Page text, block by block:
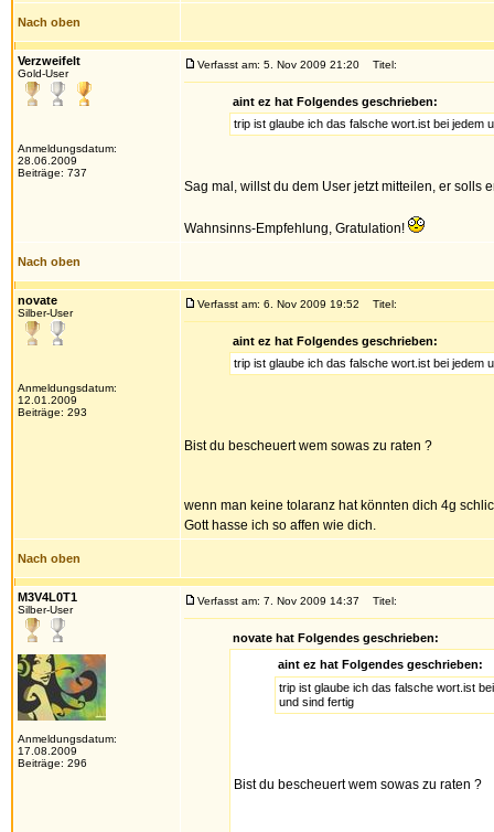
Nach oben
Verzweifelt
Gold-User
Anmeldungsdatum:
28.06.2009
Beiträge: 737
Verfasst am: 5. Nov 2009 21:20 Titel:
aint ez hat Folgendes geschrieben:
trip ist glaube ich das falsche wort.ist bei jedem
Sag mal, willst du dem User jetzt mitteilen, er solls
Wahnsinns-Empfehlung, Gratulation!
Nach oben
novate
Silber-User
Anmeldungsdatum:
12.01.2009
Beiträge: 293
Verfasst am: 6. Nov 2009 19:52 Titel:
aint ez hat Folgendes geschrieben:
trip ist glaube ich das falsche wort.ist bei jedem
Bist du bescheuert wem sowas zu raten ?
wenn man keine tolaranz hat könnten dich 4g
Gott hasse ich so affen wie dich.
Nach oben
M3V4L0T1
Silber-User
Anmeldungsdatum:
17.08.2009
Beiträge: 296
Verfasst am: 7. Nov 2009 14:37 Titel:
novate hat Folgendes geschrieben:
aint ez hat Folgendes geschrieben:
trip ist glaube ich das falsche wort.ist
und sind fertig
Bist du bescheuert wem sowas zu raten ?